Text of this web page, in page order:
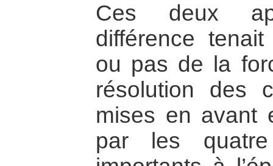
Ces deux
différence
ou pas de la
résolution des
mises en avant
par les